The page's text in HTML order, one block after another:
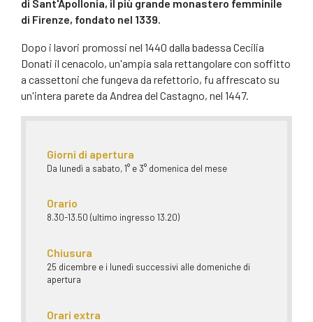
di Sant'Apollonia, il più grande monastero femminile
di Firenze, fondato nel 1339.
Dopo i lavori promossi nel 1440 dalla badessa Cecilia
Donati il cenacolo, un'ampia sala rettangolare con soffitto
a cassettoni che fungeva da refettorio, fu affrescato su
un'intera parete da Andrea del Castagno, nel 1447.
Giorni di apertura
Da lunedì a sabato, 1° e 3° domenica del mese
Orario
8.30-13.50 (ultimo ingresso 13.20)
Chiusura
25 dicembre e i lunedì successivi alle domeniche di
apertura
Orari extra